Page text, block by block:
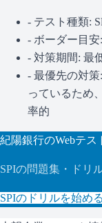
- テスト種類:
- ボーダー目安:
- 対策期間: 最
- 最優先の対策:
っているため
率的
紀陽銀行のWebテス
SPIの問題集・ドリ
SPIのドリルを始める